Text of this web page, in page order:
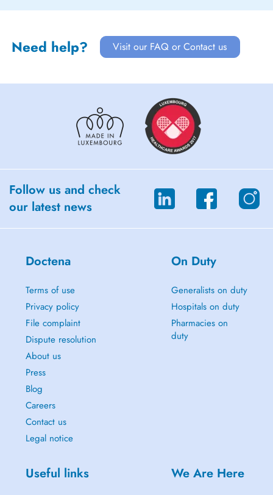
Need help? Visit our FAQ or Contact us
Follow us and check
our latest news
Doctena
Terms of use
Privacy policy
File complaint
Dispute resolution
About us
Press
Blog
Careers
Contact us
Legal notice
On Duty
Generalists on duty
Hospitals on duty
Pharmacies on
duty
Useful links We Are Here